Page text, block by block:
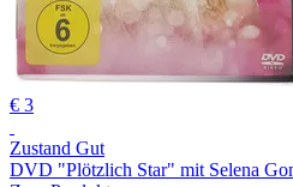
€ 3
Zustand Gut
DVD "Plötzlich Star" mit Selena